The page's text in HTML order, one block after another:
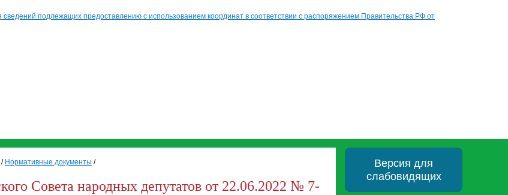
подлежащих предоставлению с использованием координат в соответствии с распоряжением Правительства РФ от
/ Нормативные документы /
Совета народных депутатов от 22.06.2022 № 7-
Версия для
слабовидящих